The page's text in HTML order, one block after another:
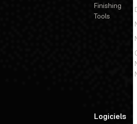
Finishing
Tools
Logiciels